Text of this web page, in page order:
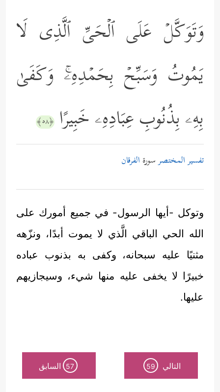
وَتَوَكَّلۡ عَلَى ٱلۡحَیِّ ٱلَّذِی لَا
یَمُوتُ وَسَبِّحۡ بِحَمۡدِهِۦۚ وَكَفَىٰ
بِهِۦ بِذُنُوبِ عِبَادِهِۦ خَبِیرًا ﴿٥٨﴾
تفسير المختصرسورة الفرقان
وتوكل -أيها الرسول- في جميع أمورك على
الله الحي الباقي الَّذي لا يموت أبدًا، ونزّهه
مثنيًا عليه سبحانه، وكفى به بذنوب عباده
خبيرًا لا يخفى عليه منها شيء، وسيجازيهم
عليها.
التالي 59
57 السابق